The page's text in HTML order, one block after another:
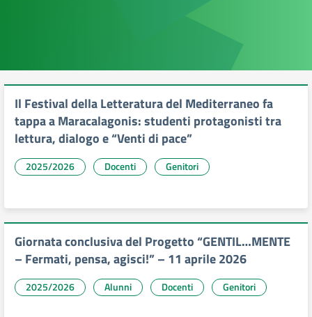
Il Festival della Letteratura del Mediterraneo fa
tappa a Maracalagonis: studenti protagonisti tra
lettura, dialogo e “Venti di pace”
2025/2026 Docenti Genitori
Giornata conclusiva del Progetto “GENTIL…MENTE
– Fermati, pensa, agisci!” – 11 aprile 2026
2025/2026 Alunni Docenti Genitori